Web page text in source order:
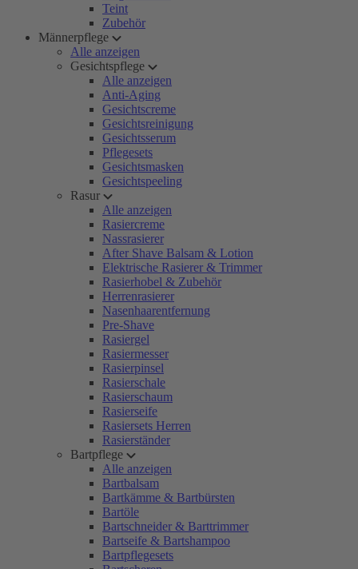
Teint
Zubehör
Männerpflege
Alle anzeigen
Gesichtspflege
Alle anzeigen
Anti-Aging
Gesichtscreme
Gesichtsreinigung
Gesichtsserum
Pflegesets
Gesichtsmasken
Gesichtspeeling
Rasur
Alle anzeigen
Rasiercreme
Nassrasierer
After Shave Balsam & Lotion
Elektrische Rasierer & Trimmer
Rasierhobel & Zubehör
Herrenrasierer
Nasenhaarentfernung
Pre-Shave
Rasiergel
Rasiermesser
Rasierpinsel
Rasierschale
Rasierschaum
Rasierseife
Rasiersets Herren
Rasierständer
Bartpflege
Alle anzeigen
Bartbalsam
Bartkämme & Bartbürsten
Bartöle
Bartschneider & Barttrimmer
Bartseife & Bartshampoo
Bartpflegesets